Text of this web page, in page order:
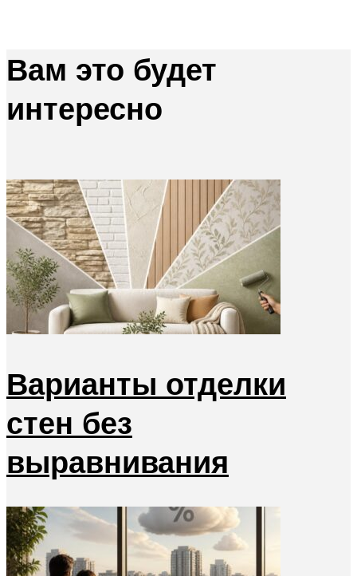
Вам это будет
интересно
Варианты отделки
стен без
выравнивания